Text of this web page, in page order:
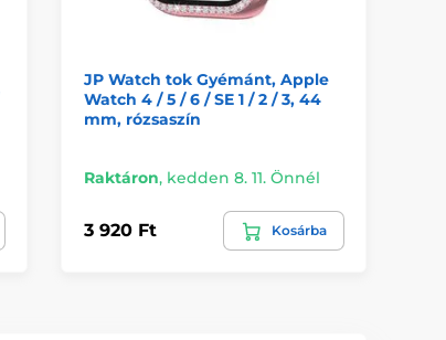
JP Watch tok Gyémánt, Apple
Watch 4 / 5 / 6 / SE 1 / 2 / 3, 44
mm, rózsaszín
Raktáron, kedden 8. 11. Önnél
3 920 Ft Kosárba